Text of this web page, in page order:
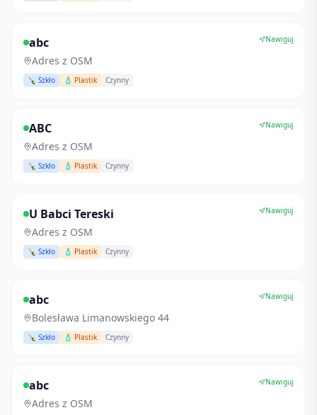
abc
Adres z OSM
🍾 Szkło 🧴 Plastik Czynny
Nawiguj
ABC
Adres z OSM
🍾 Szkło 🧴 Plastik Czynny
Nawiguj
U Babci Tereski
Adres z OSM
🍾 Szkło 🧴 Plastik Czynny
Nawiguj
abc
Bolesława Limanowskiego 44
🍾 Szkło 🧴 Plastik Czynny
Nawiguj
abc
Adres z OSM
Nawiguj